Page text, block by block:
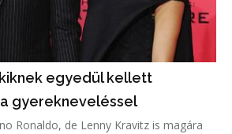
egyedül kellett
gyerekneveléssel
Ronaldo, de Lenny Kravitz is magára